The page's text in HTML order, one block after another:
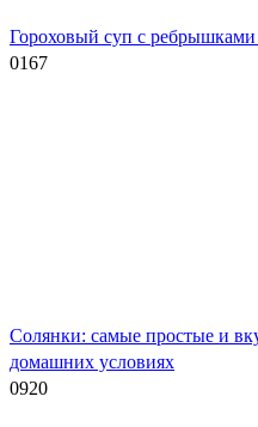
Гороховый суп с
0167
Солянки: самые простые и
домашних условиях
0920